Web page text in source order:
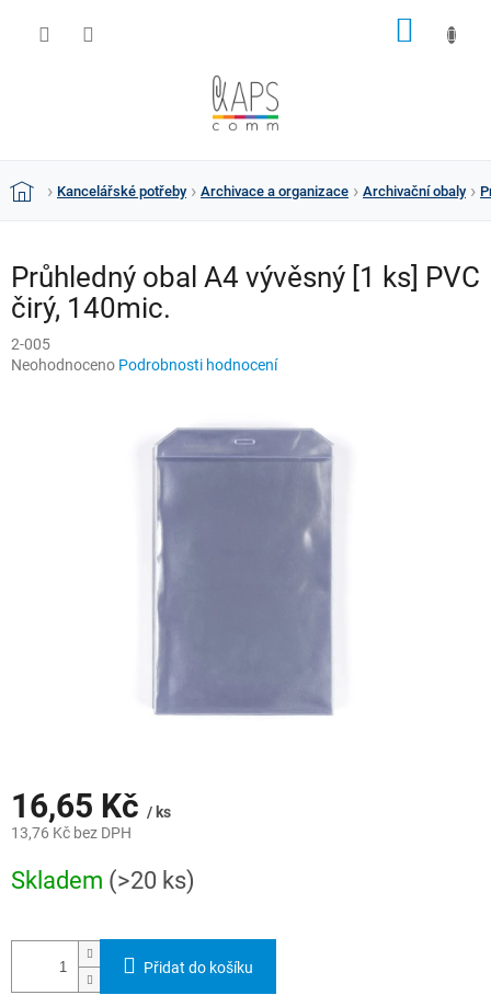
DomůKancelářské potřeby Archivace a organizace Archivační obaly
Průhledný obal A4 vývěsný [1 ks] PVC
čirý, 140mic.
2-005
Průměrné
Neohodnoceno Podrobnosti hodnocení
16,65 Kč / ks
13,76 Kč bez DPH
cena:
Skladem (>20 ks)
Přidat do košíku